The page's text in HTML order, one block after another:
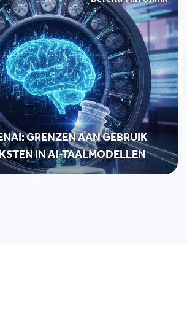
GRENZEN AAN GEBRUIK
IN AI-TAALMODELLEN